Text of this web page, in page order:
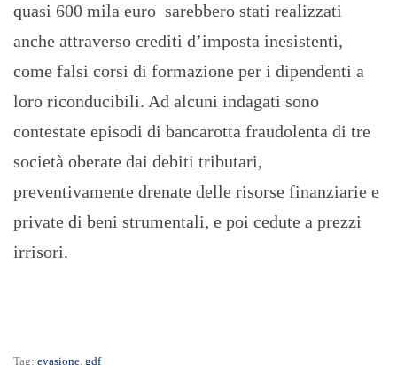
quasi 600 mila euro sarebbero stati realizzati
anche attraverso crediti d’imposta inesistenti,
come falsi corsi di formazione per i dipendenti a
loro riconducibili. Ad alcuni indagati sono
contestate episodi di bancarotta fraudolenta di tre
società oberate dai debiti tributari,
preventivamente drenate delle risorse finanziarie e
private di beni strumentali, e poi cedute a prezzi
irrisori.
Tag: evasione, gdf